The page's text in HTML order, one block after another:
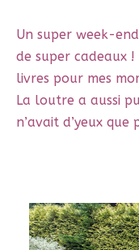
Un super week-
de super cadeaux
livres pour mes
La loutre a aussi
n’avait d’yeux